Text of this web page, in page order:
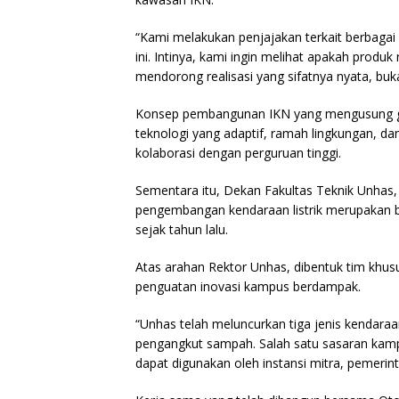
“Kami melakukan penjajakan terkait
ini. Intinya, kami ingin melihat apakah
mendorong realisasi yang sifatnya nyata,
Konsep pembangunan IKN yang
teknologi yang adaptif, ramah lingkungan,
kolaborasi dengan perguruan tinggi.
Sementara itu, Dekan Fakultas Teknik
pengembangan kendaraan listrik
sejak tahun lalu.
Atas arahan Rektor Unhas, dibentuk tim
penguatan inovasi kampus berdampak.
“Unhas telah meluncurkan tiga jenis
pengangkut sampah. Salah satu sasaran
dapat digunakan oleh instansi mitra,